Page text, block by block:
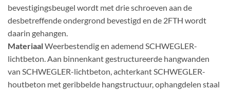
bevestigingsbeugel wordt met drie schroeven aan de
desbetreffende ondergrond bevestigd en de 2FTH wordt
daarin gehangen.
MateriaalWeerbestendig en ademend SCHWEGLER-
lichtbeton. Aan binnenkant gestructureerde hangwanden
van SCHWEGLER-lichtbeton, achterkant SCHWEGLER-
houtbeton met geribbelde hangstructuur, ophangdelen staal